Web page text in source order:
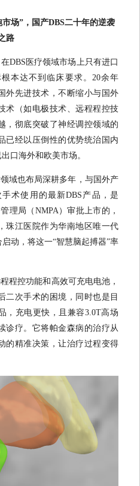
场”，国产DBS二十年的逆袭
路
DBS医疗领域市场上只有进口
本达不到临床要求。20余年
外先进技术，不断缩小与国外
术（如电极技术、远程程控技
，彻底突破了神经调控领域的
已经以压倒性的优势统治国内
口海外和欧美市场。
域也布局深耕多年，与国外产
术使用的最新DBS产品，是
理局（NMPA）审批上市的，
珠江医院作为华南地区唯一代
动，将这一“智慧脑起搏器”率
程控功能和高效可充电电池，
二次手术的困境，同时也是目
，充电更快，且兼容3.0T高场
诊疗。它将帕金森病的治疗从
的精准决策，让治疗过程变得